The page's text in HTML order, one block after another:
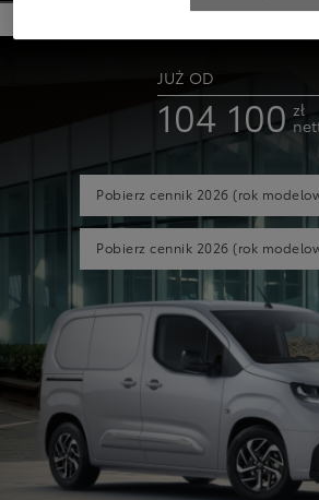
JUŻ OD
104 100 zł
Pobierz cennik 2026(rok
Pobierz cennik 2026(rok